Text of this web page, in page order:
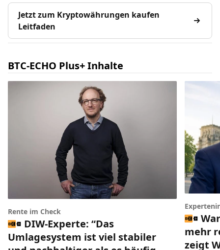
Jetzt zum Kryptowährungen kaufen
Leitfaden
BTC-ECHO Plus+ Inhalte
Rente im Check
DIW-Experte: “Das
Umlagesystem ist viel stabiler
mehr
zeigt